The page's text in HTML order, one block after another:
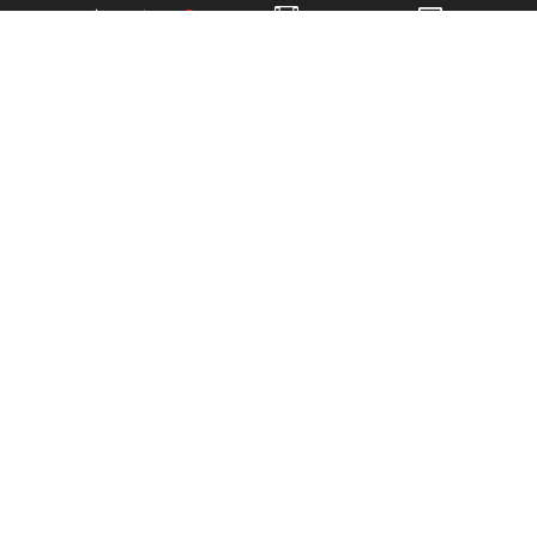
موقع البرامج الجدول البث المباشر